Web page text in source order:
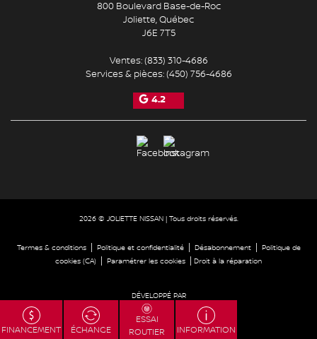
FINANCEMENT ÉCHANGE
ESSAI
ROUTIER
INFORMATION
800 Boulevard Base-de-Roc
Joliette,Québec
J6E 7T5
Ventes:(833) 310-4686
Services & pièces:(450) 756-4686
4.2
2026 © JOLIETTE NISSAN| Tous droits réservés.
Termes & conditions| Politique et confidentialité| Désabonnement|
Politique de
cookies (CA)
Paramétrer les cookies Droit à la réparation
DÉVELOPPÉ PAR